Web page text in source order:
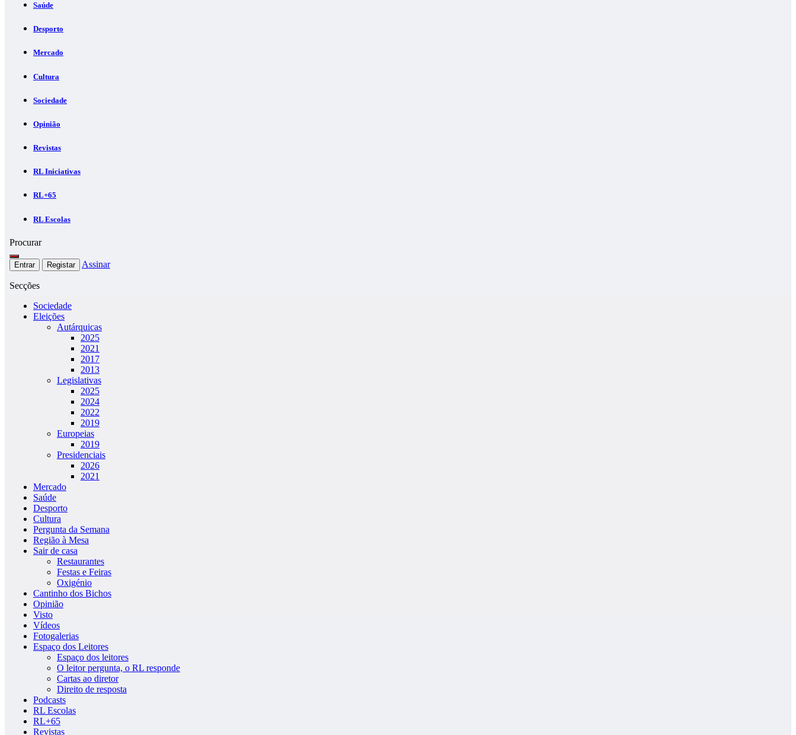
Saúde
Desporto
Mercado
Cultura
Sociedade
Opinião
Revistas
RL Iniciativas
RL+65
RL Escolas
Procurar
Entrar Registar Assinar
Secções
Sociedade
Eleições
Autárquicas
2025
2021
2017
2013
Legislativas
2025
2024
2022
2019
Europeias
2019
Presidenciais
2026
2021
Mercado
Saúde
Desporto
Cultura
Pergunta da Semana
Região à Mesa
Sair de casa
Restaurantes
Festas e Feiras
Oxigénio
Cantinho dos Bichos
Opinião
Visto
Vídeos
Fotogalerias
Espaço dos Leitores
Espaço dos leitores
O leitor pergunta, o RL responde
Cartas ao diretor
Direito de resposta
Podcasts
RL Escolas
RL+65
Revistas